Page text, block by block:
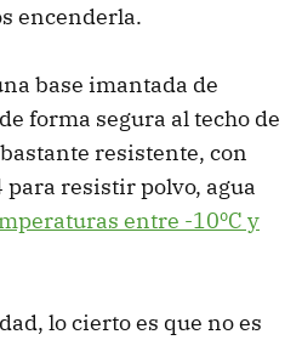
encenderla.
base imantada de
forma segura al techo de
resistente, con
resistir polvo, agua
entre -10ºC y
lo cierto es que no es